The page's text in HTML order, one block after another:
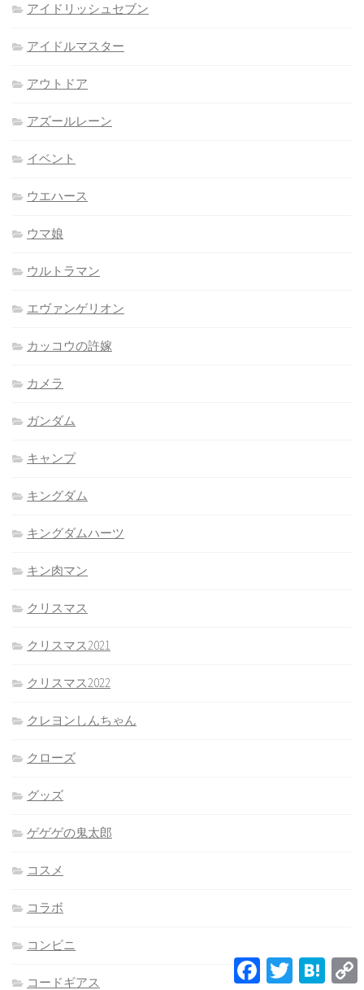
アイドリッシュセブン
アイドルマスター
アウトドア
アズールレーン
イベント
ウエハース
ウマ娘
ウルトラマン
エヴァンゲリオン
カッコウの許嫁
カメラ
ガンダム
キャンプ
キングダム
キングダムハーツ
キン肉マン
クリスマス
クリスマス2021
クリスマス2022
クレヨンしんちゃん
クローズ
グッズ
ゲゲゲの鬼太郎
コスメ
コラボ
コンビニ
コードギアス
FacebookTwitter Hatena